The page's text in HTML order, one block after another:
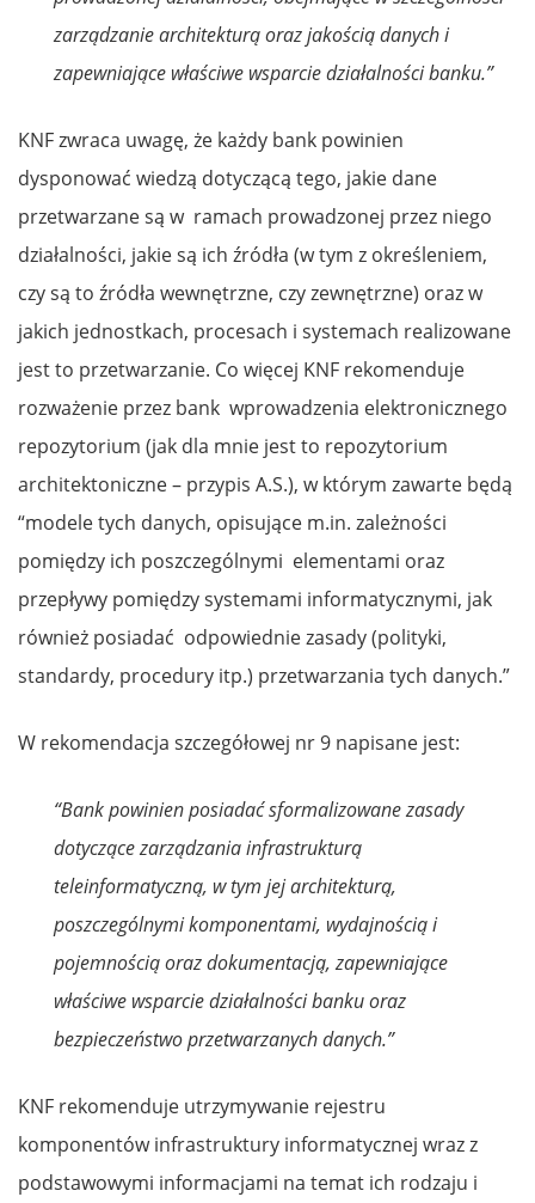
zarządzanie architekturą oraz jakością danych i
zapewniające właściwe wsparcie działalności banku.”
KNF zwraca uwagę, że każdy bank powinien
dysponować wiedzą dotyczącą tego, jakie dane
przetwarzane są w ramach prowadzonej przez niego
działalności, jakie są ich źródła (w tym z określeniem,
czy są to źródła wewnętrzne, czy zewnętrzne) oraz w
jakich jednostkach, procesach i systemach realizowane
jest to przetwarzanie. Co więcej KNF rekomenduje
rozważenie przez bank wprowadzenia elektronicznego
repozytorium (jak dla mnie jest to repozytorium
architektoniczne – przypis A.S.), w którym zawarte będą
“modele tych danych, opisujące m.in. zależności
pomiędzy ich poszczególnymi elementami oraz
przepływy pomiędzy systemami informatycznymi, jak
również posiadać odpowiednie zasady (polityki,
standardy, procedury itp.) przetwarzania tych danych.”
W rekomendacja szczegółowej nr 9 napisane jest:
“Bank powinien posiadać sformalizowane zasady
dotyczące zarządzania infrastrukturą
teleinformatyczną, w tym jej architekturą,
poszczególnymi komponentami, wydajnością i
pojemnością oraz dokumentacją, zapewniające
właściwe wsparcie działalności banku oraz
bezpieczeństwo przetwarzanych danych.”
KNF rekomenduje utrzymywanie rejestru
komponentów infrastruktury informatycznej wraz z
podstawowymi informacjami na temat ich rodzaju i